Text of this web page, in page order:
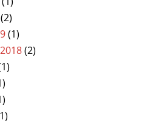
(2)
(1)
(2)